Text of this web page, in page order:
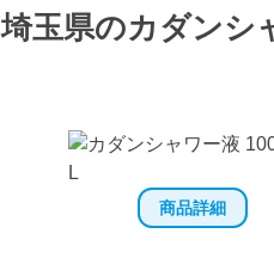
埼玉県のカダンシ
商品詳細